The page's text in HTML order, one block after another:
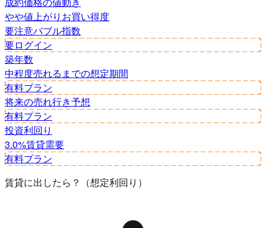
やや値上がり お買い得度
要注意バブル指数
要ログイン
築年数
中程度売れるまでの想定期間
有料プラン
将来の売れ行き予想
有料プラン
投資利回り
3.0%賃貸需要
有料プラン
賃貸に出したら？（想定利回り）